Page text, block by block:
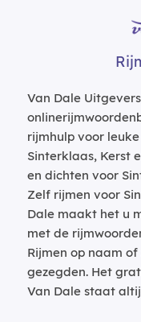
Van Dale
rijmhulp voor
Sinterklaas, Kerst
en dichten voor
Zelf rijmen voor
Dale maakt het u
met de
Rijmen op naam
gezegden. Het
Van Dale staat